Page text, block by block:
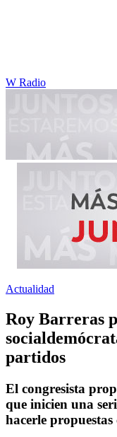
W Radio
Actualidad
Roy Barreras
partidos
El congresista
que inicien una
hacerle